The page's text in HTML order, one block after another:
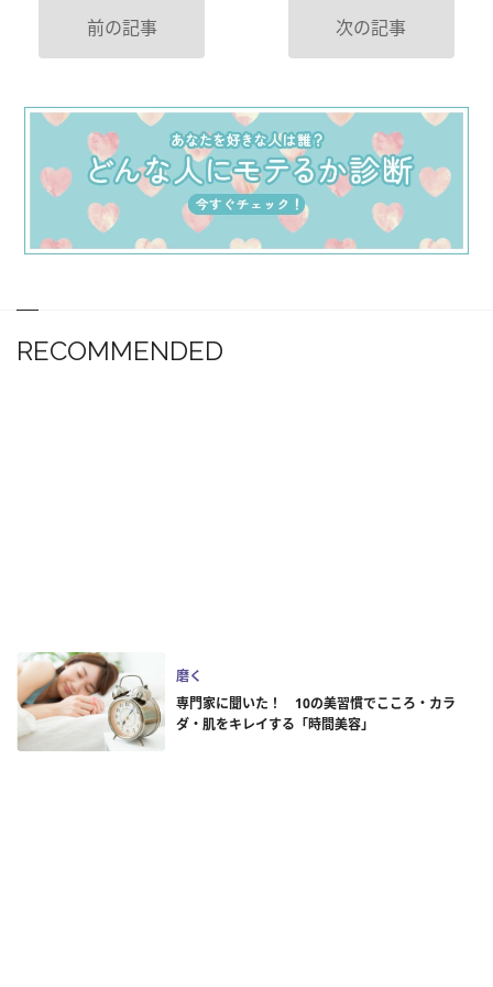
前の記事 次の記事
RECOMMENDED
磨く
専門家に聞いた！ 10の美習慣でこころ・カラ
ダ・肌をキレイする「時間美容」